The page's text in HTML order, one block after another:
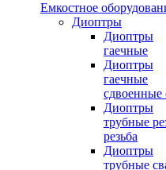
Емкостное
Диоптры
Диоптры
гаечные
Диоптры
гаечные
сдвоенные
Диоптры
трубные
резьба
Диоптры
трубные